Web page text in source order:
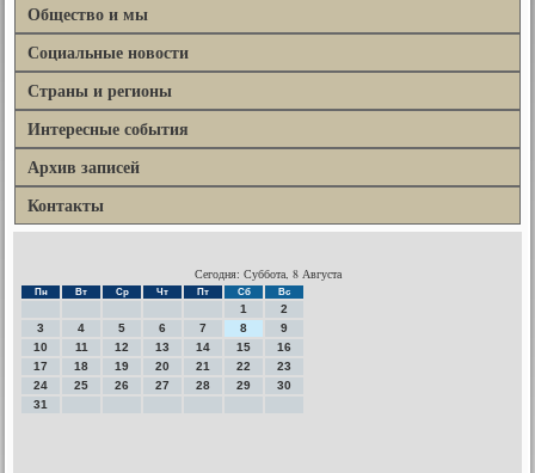
Общество и мы
Социальные новости
Страны и регионы
Интересные события
Архив записей
Контакты
Сегодня: Суббота, 8 Августа
Пн Вт Ср Чт Пт Сб Вс
1
2
3
4 5 6 7 8
9
10
11 12 13 14 15
16
17
18 19 20 21 22
23
24
25 26 27 28 29
30
31